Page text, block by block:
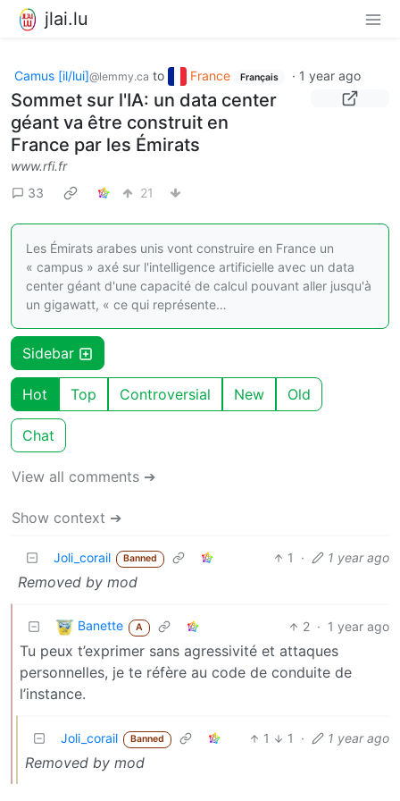
jlai.lu
Camus [il/lui]@lemmy.ca to France Français · 1 year ago
Sommet sur l'IA: un data center
géant va être construit en
France par les Émirats
www.rfi.fr
33
21
Les Émirats arabes unis vont construire en France un
« campus » axé sur l'intelligence artificielle avec un data
center géant d'une capacité de calcul pouvant aller jusqu'à
un gigawatt, « ce qui représente…
Sidebar
Hot Top Controversial New Old
Chat
View all comments ➔
Show context ➔
Joli_corail Banned 1 · 1 year ago
Removed by mod
Banette A 2 · 1 year ago
Tu peux t’exprimer sans agressivité et attaques
personnelles, je te réfère au code de conduite de
l’instance.
Joli_corail Banned 1 1 · 1 year ago
Removed by mod